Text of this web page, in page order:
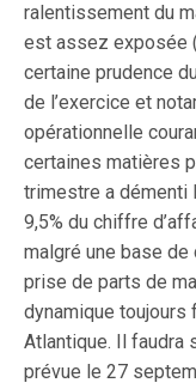
ralentissement du
est assez exposée
certaine prudence
de l’exercice et
opérationnelle
certaines matières
trimestre a démenti
9,5% du chiffre
malgré une base de
prise de parts de
dynamique toujours
Atlantique. Il faudra
prévue le 27